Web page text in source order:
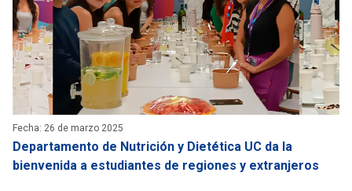
Fecha: 26 de marzo 2025
Departamento de Nutrición y Dietética UC da la
bienvenida a estudiantes de regiones y extranjeros